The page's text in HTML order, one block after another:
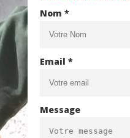
Nom *
Email *
Message